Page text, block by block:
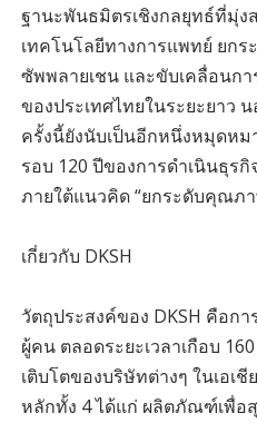
ฐานะพันธมิตรเชิงกลยุทธ์ที่มุ่ง
เทคโนโลยีทางการแพทย์ ยก
ซัพพลายเชน และขับเคลื่อนก
ของประเทศไทยในระยะยาว
ครั้งนี้ยังนับเป็นอีกหนึ่งหมุดห
รอบ 120 ปีของการดำเนินธุรกิ
ภายใต้แนวคิด “ยกระดับคุณภ
เกี่ยวกับ DKSH
วัตถุประสงค์ของ DKSH คือก
ผู้คน ตลอดระยะเวลาเกือบ
เติบโตของบริษัทต่างๆ ในเอเ
หลักทั้ง 4 ได้แก่ ผลิตภัณฑ์เพื่